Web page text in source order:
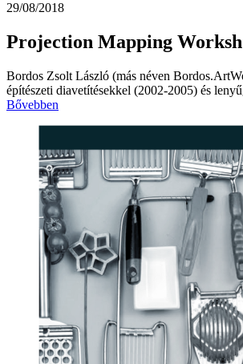
29/08/2018
Projection Mapping
Bordos Zsolt László (más néven
építészeti diavetítésekkel (2002-2005) és
Bővebben